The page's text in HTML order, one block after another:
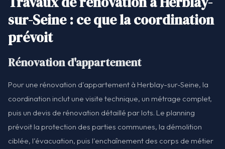
sur-Seine : ce que la coordination
prévoit
Rénovation d'appartement
Pour une rénovation d'appartement à Herblay-sur-Seine, la
coordination inclut une visite technique, un métrage complet,
puis un devis de rénovation détaillé par lots. Le planning
prévoit la protection des parties communes, la démolition
ciblée, l'évacuation, puis l'enchaînement des corps de métier